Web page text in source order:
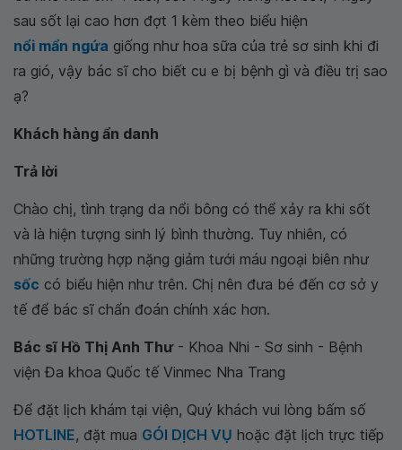
sau sốt lại cao hơn đợt 1 kèm theo biểu hiện
nổi mẩn ngứa giống như hoa sữa của trẻ sơ sinh khi đi
ra gió, vậy bác sĩ cho biết cu e bị bệnh gì và điều trị sao
ạ?
Khách hàng ẩn danh
Trả lời
Chào chị, tình trạng da nổi bông có thể xảy ra khi sốt
và là hiện tượng sinh lý bình thường. Tuy nhiên, có
những trường hợp nặng giảm tưới máu ngoại biên như
sốc có biểu hiện như trên. Chị nên đưa bé đến cơ sở y
tế để bác sĩ chẩn đoán chính xác hơn.
Bác sĩ Hồ Thị Anh Thư- Khoa Nhi - Sơ sinh - Bệnh
viện Đa khoa Quốc tế Vinmec Nha Trang
Để đặt lịch khám tại viện, Quý khách vui lòng bấm số
HOTLINE, đặt mua GÓI DỊCH VỤ hoặc đặt lịch trực tiếp